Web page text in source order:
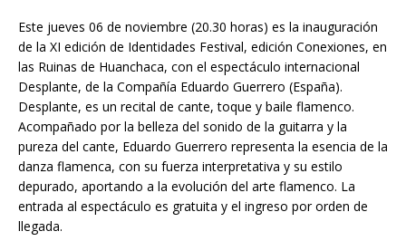
Este jueves 06 de noviembre (20.30 horas) es la inauguración
de la XI edición de Identidades Festival, edición Conexiones, en
las Ruinas de Huanchaca, con el espectáculo internacional
Desplante, de la Compañía Eduardo Guerrero (España).
Desplante, es un recital de cante, toque y baile flamenco.
Acompañado por la belleza del sonido de la guitarra y la
pureza del cante, Eduardo Guerrero representa la esencia de la
danza flamenca, con su fuerza interpretativa y su estilo
depurado, aportando a la evolución del arte flamenco. La
entrada al espectáculo es gratuita y el ingreso por orden de
llegada.